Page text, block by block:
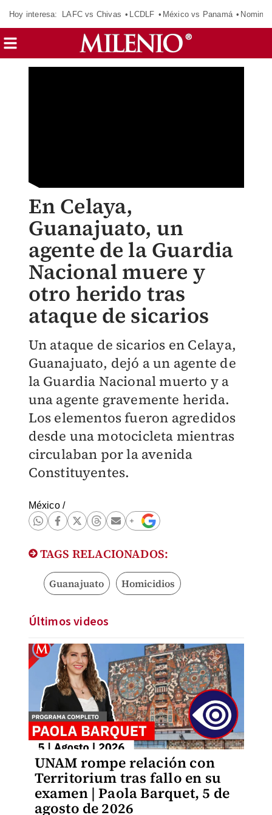
Hoy interesa: LAFC vs Chivas LCDLF México vs Panamá
En Celaya,
Guanajuato, un
agente de la Guardia
Nacional muere y
otro herido tras
ataque de sicarios
Un ataque de sicarios en Celaya,
Guanajuato, dejó a un agente de
la Guardia Nacional muerto y a
una agente gravemente herida.
Los elementos fueron agredidos
desde una motocicleta mientras
circulaban por la avenida
Constituyentes.
México/
TAGS RELACIONADOS:
Guanajuato Homicidios
Últimos videos
UNAM rompe relación con
Territorium tras fallo en su
examen | Paola Barquet, 5 de
agosto de 2026